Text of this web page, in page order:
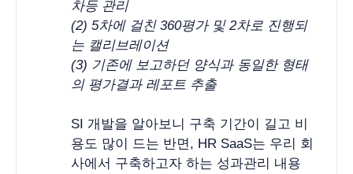
차등 관리
(2) 5차에 걸친 360평가 및 2차로 진행되
는 캘리브레이션
(3) 기존에 보고하던 양식과 동일한 형태
의 평가결과 레포트 추출
SI 개발을 알아보니 구축 기간이 길고 비
용도 많이 드는 반면, HR SaaS는 우리 회
사에서 구축하고자 하는 성과관리 내용